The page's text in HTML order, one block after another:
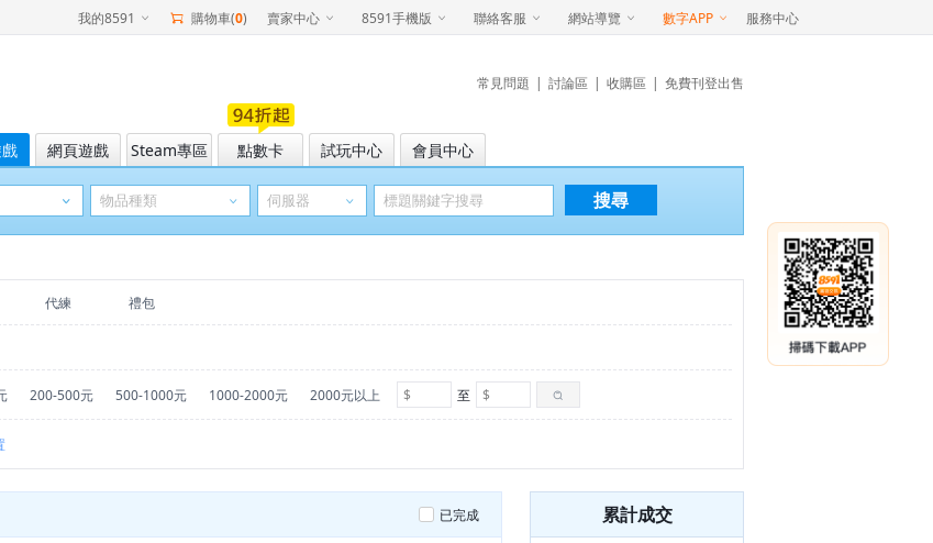
我的8591 購物車(0) 賣家中心 8591手機版 聯絡客服 網站導覽 數字APP 服務中心
常見問題 | 討論區 | 收購區 | 免費刊登出售
網頁遊戲 Steam專區 點數卡 試玩中心 會員中心
搜尋
代練 禮包
200-500元 500-1000元 1000-2000元 2000元以上 至
已完成 累計成交